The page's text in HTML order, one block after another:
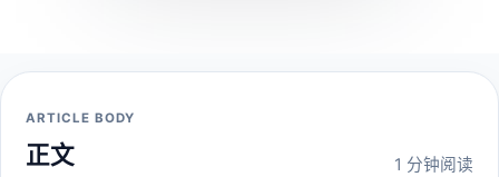
ARTICLE BODY
正文 1 分钟阅读